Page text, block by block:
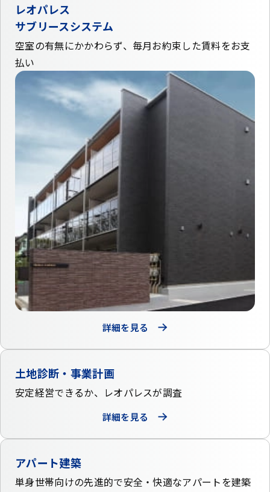
レオパレス
サブリースシステム
空室の有無にかかわらず、毎月お約束した賃料をお支
払い
詳細を見る
土地診断・事業計画
安定経営できるか、 レオパレスが調査
詳細を見る
アパート建築
単身世帯向けの先進的で安全・快適なアパートを建築